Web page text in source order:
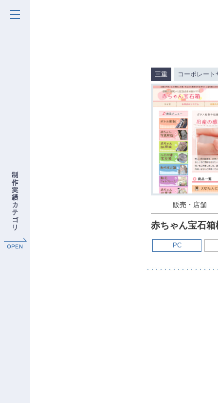
三重 コーポレート
販売・店舗
赤ちゃん宝石箱
PC